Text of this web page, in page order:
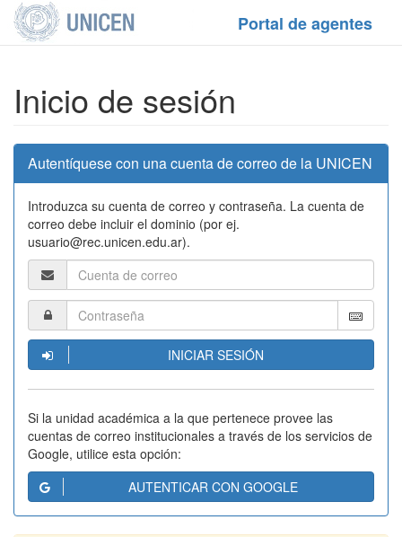
Portal de agentes
Inicio de sesión
Autentíquese con una cuenta de correo de la UNICEN
Introduzca su cuenta de correo y contraseña. La cuenta de
correo debe incluir el dominio (por ej.
usuario@rec.unicen.edu.ar).
INICIAR SESIÓN
Si la unidad académica a la que pertenece provee las
cuentas de correo institucionales a través de los servicios de
Google, utilice esta opción:
AUTENTICAR CON GOOGLE